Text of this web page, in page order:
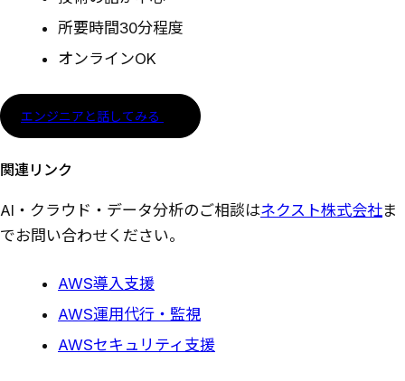
所要時間30分程度
オンラインOK
エンジニアと話してみる
関連リンク
AI・クラウド・データ分析のご相談はネクスト株式会社ま
でお問い合わせください。
AWS導入支援
AWS運用代行・監視
AWSセキュリティ支援